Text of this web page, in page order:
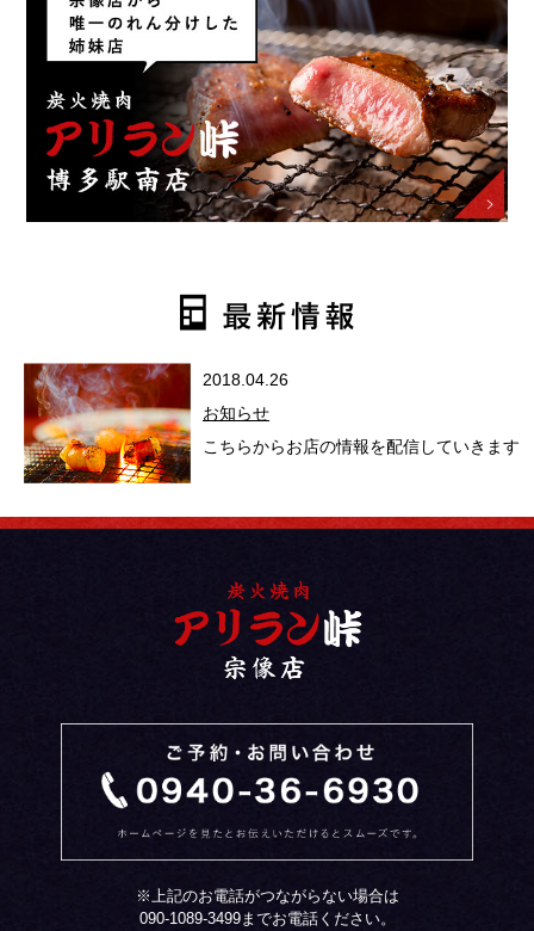
2018.04.26
お知らせ
こちらからお店の情報を配信していきます
※上記のお電話がつながらない場合は
090-1089-3499までお電話ください。